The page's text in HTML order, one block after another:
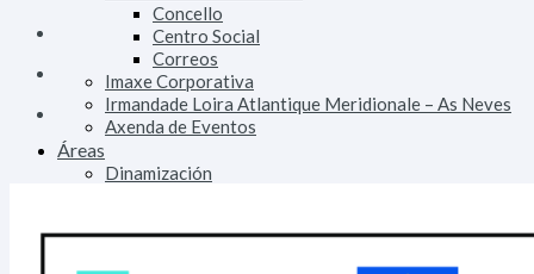
Concello
Centro Social
Correos
Imaxe Corporativa
Irmandade Loira Atlantique Meridionale – As Neves
Axenda de Eventos
Áreas
Dinamización
Turismo